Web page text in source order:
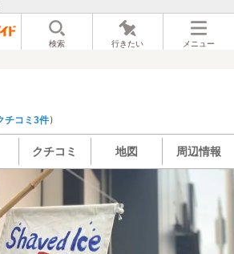
検索 行きたい メニュー
チコミ3件）
クチコミ 地図 周辺情報